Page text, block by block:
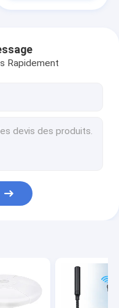
Rapidement